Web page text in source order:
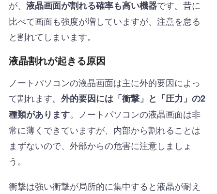
が、 液晶画面が割れる確率も高い機器です。昔に
比べて画面も強度が増していますが、注意を怠る
と割れてしまいます。
液晶割れが起きる原因
ノートパソコンの液晶画面は主に外的要因によっ
て割れます。 外的要因には「衝撃」と「圧力」の2
種類があります。ノートパソコンの液晶画面は非
常に薄くできていますが、内部から割れることは
まずないので、外部からの危害に注意しましょ
う。
衝撃は強い衝撃が局所的に集中すると液晶が耐え